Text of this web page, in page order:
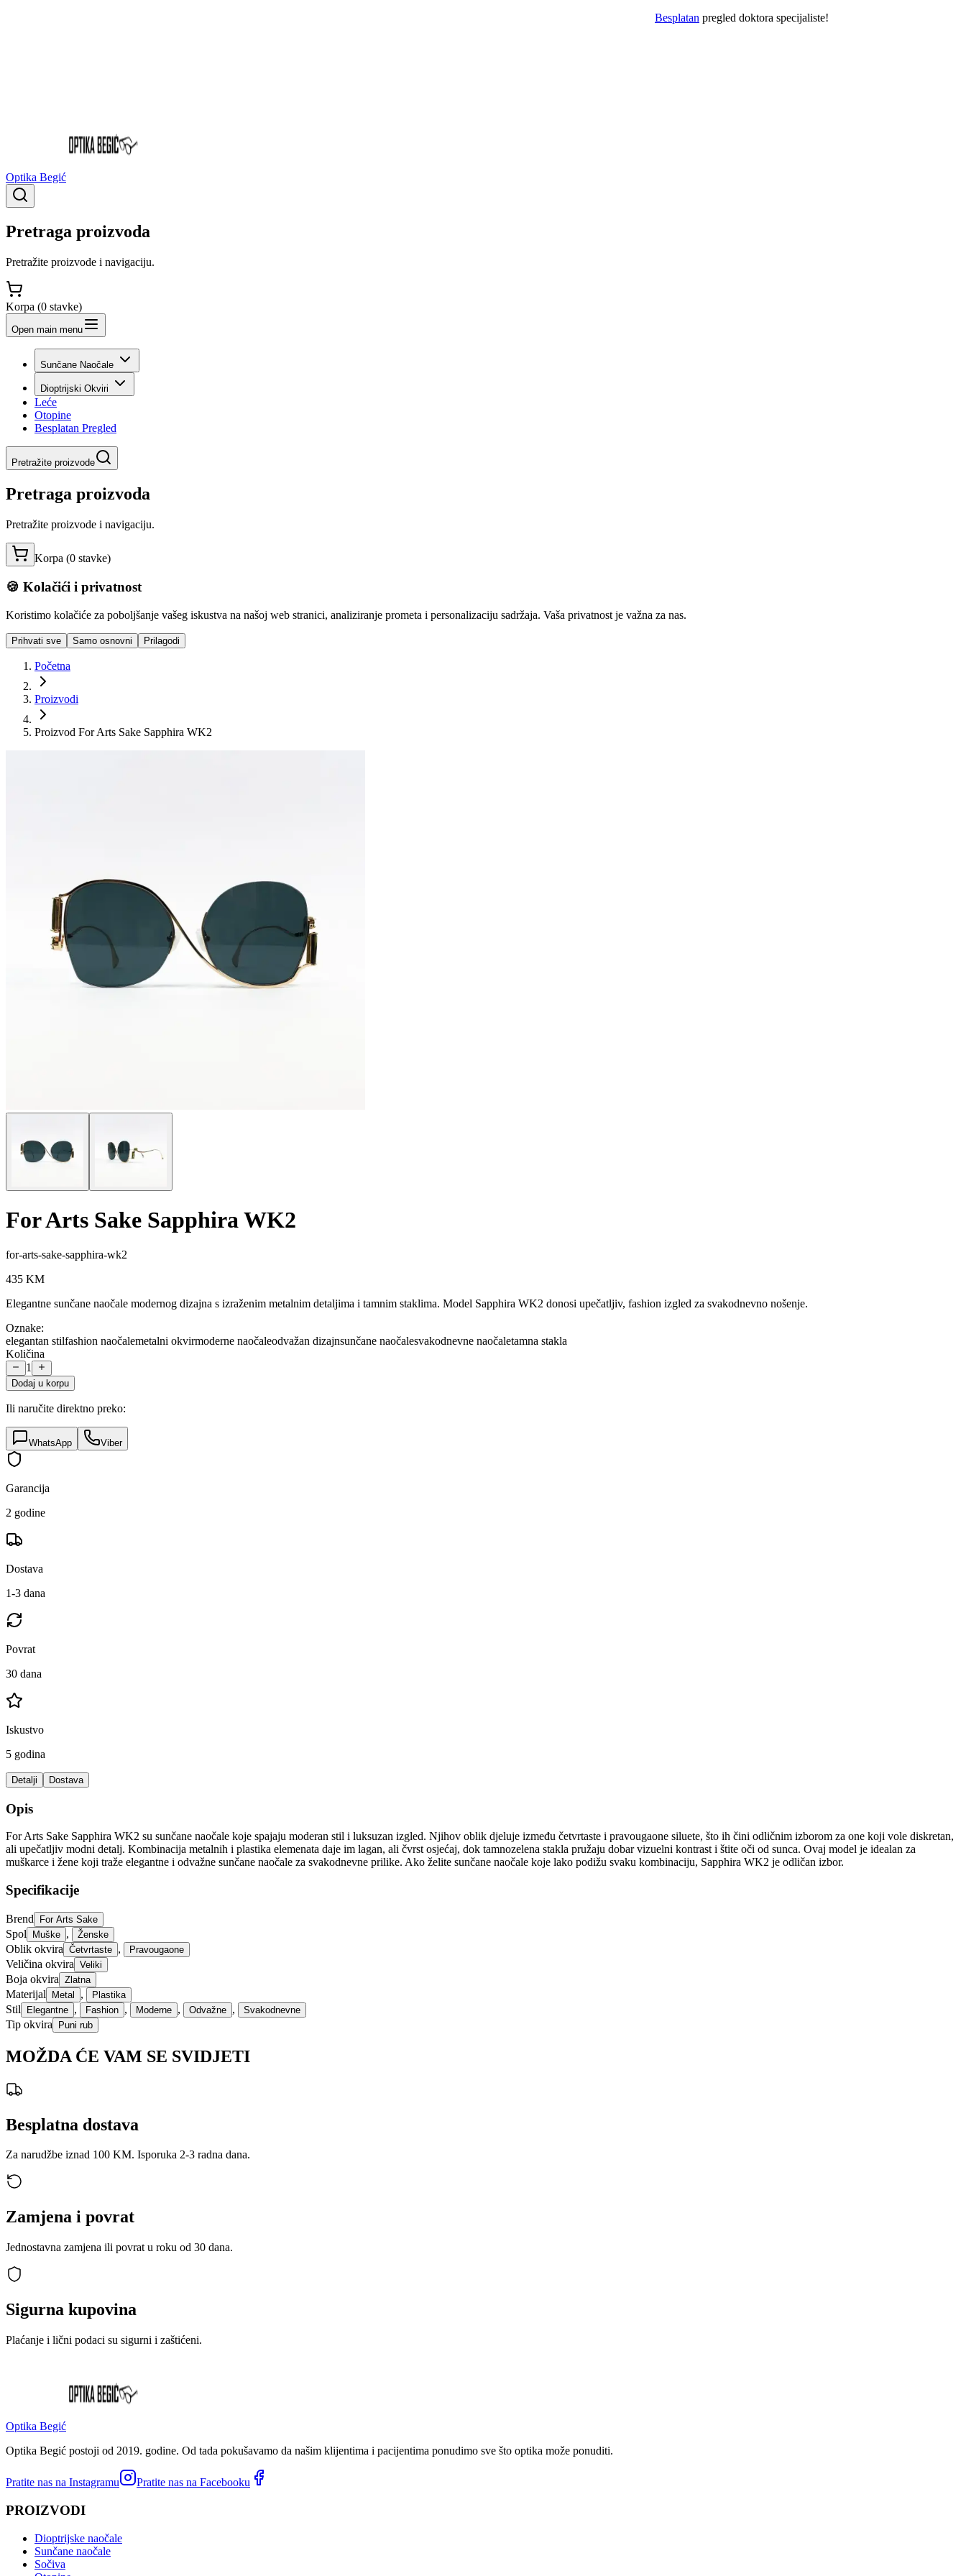
pregled doktora specijaliste!
Optika Begić
Pretraga proizvoda
Pretražite proizvode i navigaciju.
Korpa (0 stavke)
Open main menu
Sunčane Naočale
Dioptrijski Okviri
Leće
Otopine
Besplatan Pregled
Pretražite proizvode
Pretraga proizvoda
Pretražite proizvode i navigaciju.
Korpa (0 stavke)
🍪 Kolačići i privatnost
Koristimo kolačiće za poboljšanje vašeg iskustva na našoj web stranici, analiziranje prometa i personalizaciju sadržaja. Vaša privatnost je važna za nas.
Prihvati sve Samo osnovni Prilagodi
Početna
Proizvodi
Proizvod For Arts Sake Sapphira WK2
For Arts Sake Sapphira WK2
for-arts-sake-sapphira-wk2
435 KM
Elegantne sunčane naočale modernog dizajna s izraženim metalnim detaljima i tamnim staklima. Model Sapphira WK2 donosi upečatljiv, fashion izgled za svakodnevno nošenje.
Oznake:
elegantan stilfashion naočalemetalni okvirmoderne naočaleodvažan dizajnsunčane naočalesvakodnevne naočaletamna stakla
Količina
1
Dodaj u korpu
Ili naručite direktno preko:
WhatsApp Viber
Garancija
2 godine
Dostava
1-3 dana
Povrat
30 dana
Iskustvo
5 godina
Detalji Dostava
Opis
For Arts Sake Sapphira WK2 su sunčane naočale koje spajaju moderan stil i luksuzan izgled. Njihov oblik djeluje između četvrtaste i pravougaone siluete, što ih čini odličnim izborom za one koji vole diskretan,
ali upečatljiv modni detalj. Kombinacija metalnih i plastika elemenata daje im lagan, ali čvrst osjećaj, dok tamnozelena stakla pružaju dobar vizuelni kontrast i štite oči od sunca. Ovaj model je idealan za
muškarce i žene koji traže elegantne i odvažne sunčane naočale za svakodnevne prilike. Ako želite sunčane naočale koje lako podižu svaku kombinaciju, Sapphira WK2 je odličan izbor.
Specifikacije
Brend For Arts Sake
Spol Muške , Ženske
Oblik okvira Četvrtaste , Pravougaone
Veličina okvira Veliki
Boja okvira Zlatna
Materijal Metal , Plastika
Stil Elegantne , Fashion , Moderne , Odvažne , Svakodnevne
Tip okvira Puni rub
MOŽDA ĆE VAM SE SVIDJETI
Besplatna dostava
Za narudžbe iznad 100 KM. Isporuka 2-3 radna dana.
Zamjena i povrat
Jednostavna zamjena ili povrat u roku od 30 dana.
Sigurna kupovina
Plaćanje i lični podaci su sigurni i zaštićeni.
Optika Begić
Optika Begić postoji od 2019. godine. Od tada pokušavamo da našim klijentima i pacijentima ponudimo sve što optika može ponuditi.
Pratite nas na Instagramu Pratite nas na Facebooku
PROIZVODI
Dioptrijske naočale
Sunčane naočale
Sočiva